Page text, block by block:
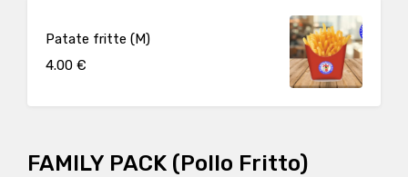
Patate fritte (M)
4.00 €
FAMILY PACK (Pollo Fritto)